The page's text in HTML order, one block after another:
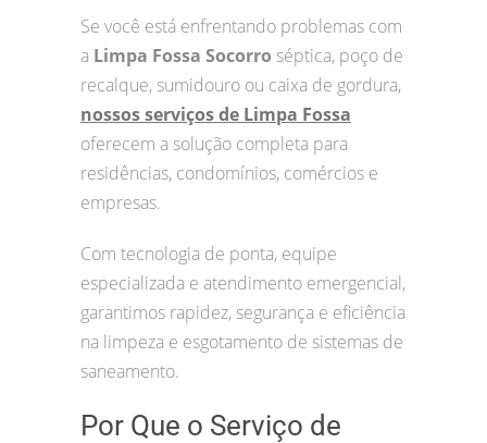
Se você está enfrentando problemas com
a Limpa Fossa Socorro séptica, poço de
recalque, sumidouro ou caixa de gordura,
nossos serviços de Limpa Fossa
oferecem a solução completa para
residências, condomínios, comércios e
empresas.
Com tecnologia de ponta, equipe
especializada e atendimento emergencial,
garantimos rapidez, segurança e eficiência
na limpeza e esgotamento de sistemas de
saneamento.
Por Que o Serviço de